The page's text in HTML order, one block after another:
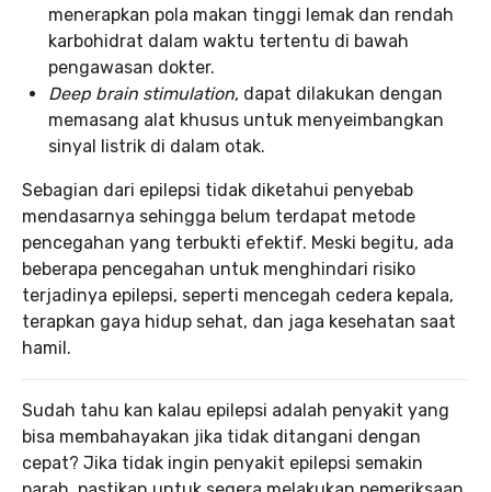
menerapkan pola makan tinggi lemak dan rendah
karbohidrat dalam waktu tertentu di bawah
pengawasan dokter.
Deep brain stimulation, dapat dilakukan dengan
memasang alat khusus untuk menyeimbangkan
sinyal listrik di dalam otak.
Sebagian dari epilepsi tidak diketahui penyebab
mendasarnya sehingga belum terdapat metode
pencegahan yang terbukti efektif. Meski begitu, ada
beberapa pencegahan untuk menghindari risiko
terjadinya epilepsi, seperti mencegah cedera kepala,
terapkan gaya hidup sehat, dan jaga kesehatan saat
hamil.
Sudah tahu kan kalau epilepsi adalah penyakit yang
bisa membahayakan jika tidak ditangani dengan
cepat? Jika tidak ingin penyakit epilepsi semakin